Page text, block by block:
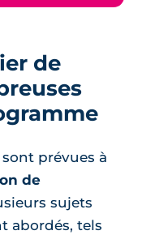
de
prévues à
de
sujets
abordés, tels